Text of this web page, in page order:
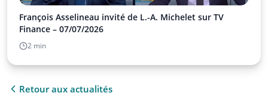
François Asselineau invité de L.-A. Michelet sur TV
Finance – 07/07/2026
2 min
Retour aux actualités